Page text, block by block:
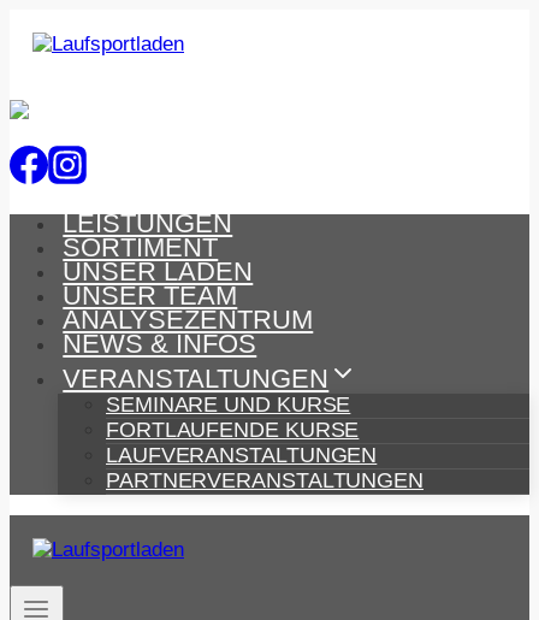
Inhalt
LEISTUNGEN
SORTIMENT
UNSER LADEN
UNSER TEAM
ANALYSEZENTRUM
NEWS & INFOS
VERANSTALTUNGEN
SEMINARE UND KURSE
FORTLAUFENDE KURSE
LAUFVERANSTALTUNGEN
PARTNERVERANSTALTUNGEN